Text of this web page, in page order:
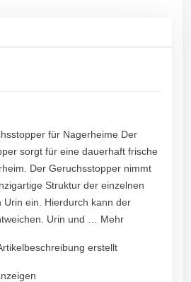
für Nagerheime Der
sorgt für eine dauerhaft frische
Der Geruchsstopper nimmt
Struktur der einzelnen
Urin ein. Hierdurch kann der
Urin und … Mehr
erstellt